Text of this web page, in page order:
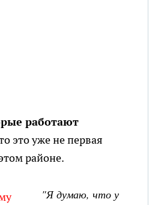
работают
это уже не первая
районе.
"Я думаю, что у